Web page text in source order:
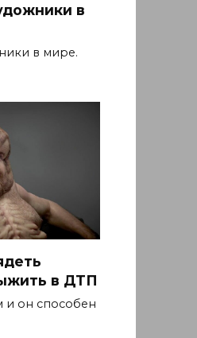
в
в мире.
в ДТП
и он способен